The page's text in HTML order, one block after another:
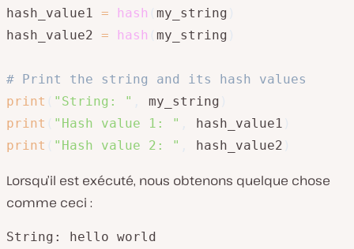
hash_value1 = hash my_string
hash_value2 = hash my_string
# Print the string and its hash values
print
"String: " my_string
print
"Hash value 1: " hash_value1
print
"Hash value 2: " hash_value2
Lorsqu’il est exécuté, nous obtenons quelque chose
comme ceci :
String: hello world